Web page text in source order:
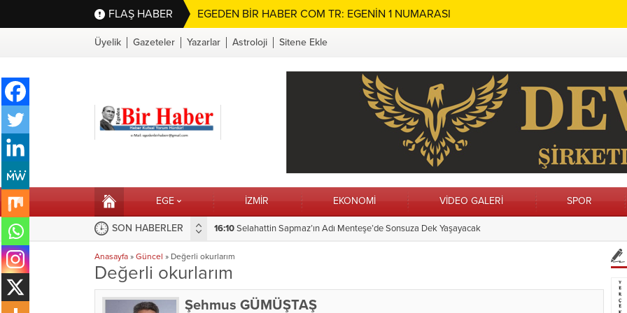
FLAŞ HABER EGEDEN BİR HABER COM TR: EGENİN 1 NUMARASI
Üyelik Gazeteler Yazarlar Astroloji Sitene Ekle
EGE İZMİR EKONOMİ VİDEO GALERİ SPOR
SON HABERLER
Sonsuza Dek Yaşayacak 15:28Hilvan’da Çocuk Oyun Alanları Yenileniyor Vatandaş
Anasayfa » Güncel » Değerli okurlarım
Değerli okurlarım
Şehmus GÜMÜŞTAŞ